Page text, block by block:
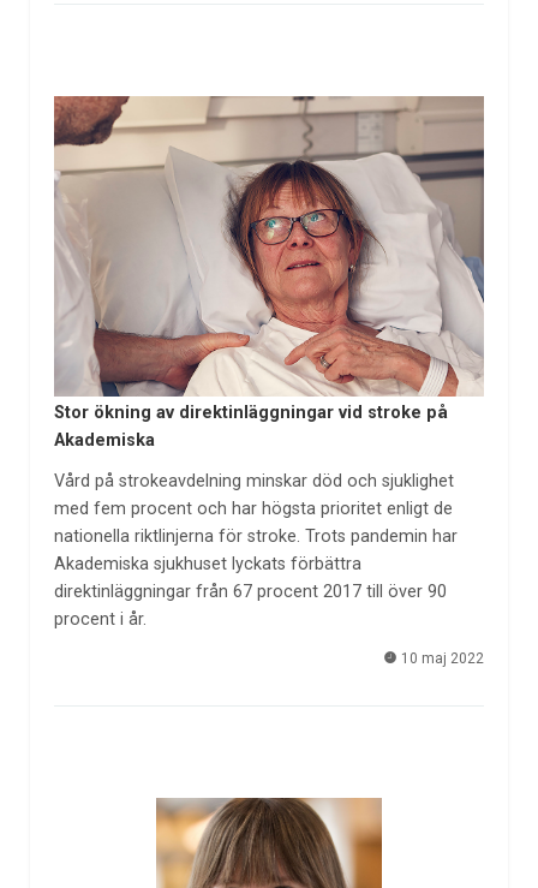
Stor ökning av direktinläggningar vid stroke på
Akademiska
Vård på strokeavdelning minskar död och sjuklighet
med fem procent och har högsta prioritet enligt de
nationella riktlinjerna för stroke. Trots pandemin har
Akademiska sjukhuset lyckats förbättra
direktinläggningar från 67 procent 2017 till över 90
procent i år.
10 maj 2022